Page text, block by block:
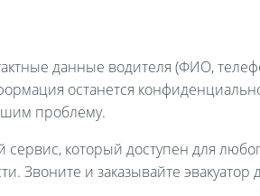
данные водителя (ФИО,
останется
проблему.
сервис, который доступен для
Звоните и заказывайте